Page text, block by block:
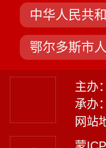
中华人民共
鄂尔多斯市
主办
承办
网站